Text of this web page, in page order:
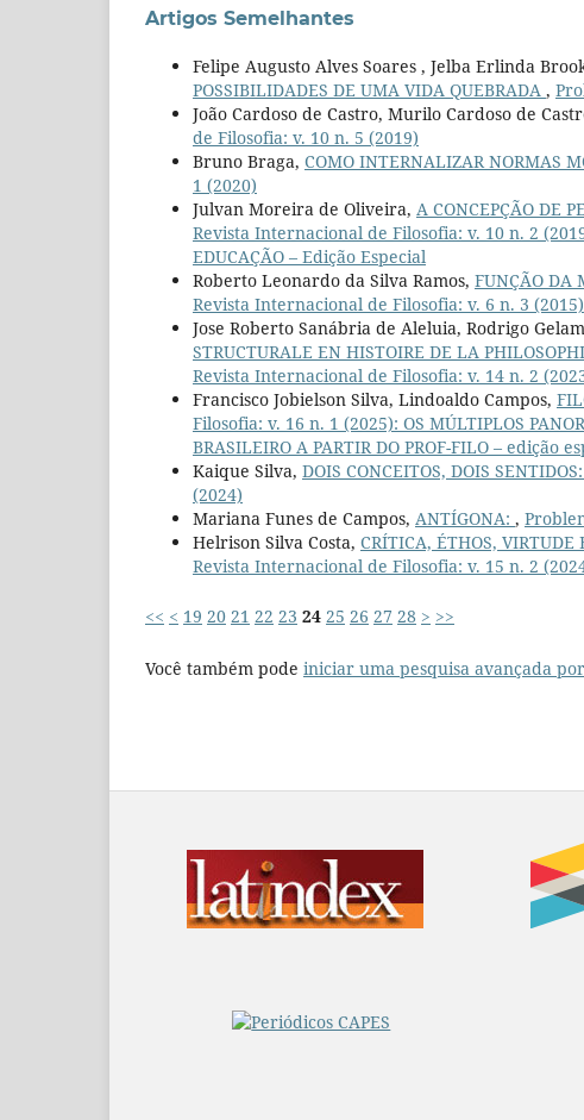
Artigos Semelhantes
Felipe Augusto Alves Soares , Jelba Erlinda
POSSIBILIDADES DE UMA VIDA QUEBRADA ,
João Cardoso de Castro, Murilo Cardoso de
de Filosofia: v. 10 n. 5 (2019)
Bruno Braga, COMO INTERNALIZAR NORMAS
1 (2020)
Julvan Moreira de Oliveira, A CONCEPÇÃO DE
Revista Internacional de Filosofia: v. 10 n. 2
EDUCAÇÃO – Edição Especial
Roberto Leonardo da Silva Ramos, FUNÇÃO DA
Revista Internacional de Filosofia: v. 6 n. 3 (2015)
Jose Roberto Sanábria de Aleluia, Rodrigo
STRUCTURALE EN HISTOIRE DE LA
Revista Internacional de Filosofia: v. 14 n. 2
Francisco Jobielson Silva, Lindoaldo Campos,
Filosofia: v. 16 n. 1 (2025): OS MÚLTIPLOS
BRASILEIRO A PARTIR DO PROF-FILO – edição
Kaique Silva, DOIS CONCEITOS, DOIS SENTIDOS:
(2024)
Mariana Funes de Campos, ANTÍGONA: ,
Helrison Silva Costa, CRÍTICA, ÉTHOS, VIRTUDE
Revista Internacional de Filosofia: v. 15 n. 2
<< < 19 20 21 22 23 24 25 26 27 28 > >>
Você também pode iniciar uma pesquisa avançada